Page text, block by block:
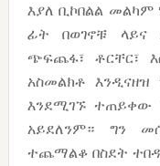
እያለ ቢኮበልል መልካም
ፊት በወገኖቹ ላይና
ጭፍጨፋ፣ ቶርቸር፣
አስመልክቶ
እንደሚገኙ ተጠይቀው
አይደለንም። ግን
ተጨማልቆ በስደት